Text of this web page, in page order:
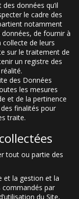
données qu’il
le cadre des
notamment
de fournir à
de leurs
sur le traitement de
un registre des
des Données
les mesures
et de la pertinence
finalités pour
traite.
tout ou partie des
et la gestion et la
commandés par
du Site,